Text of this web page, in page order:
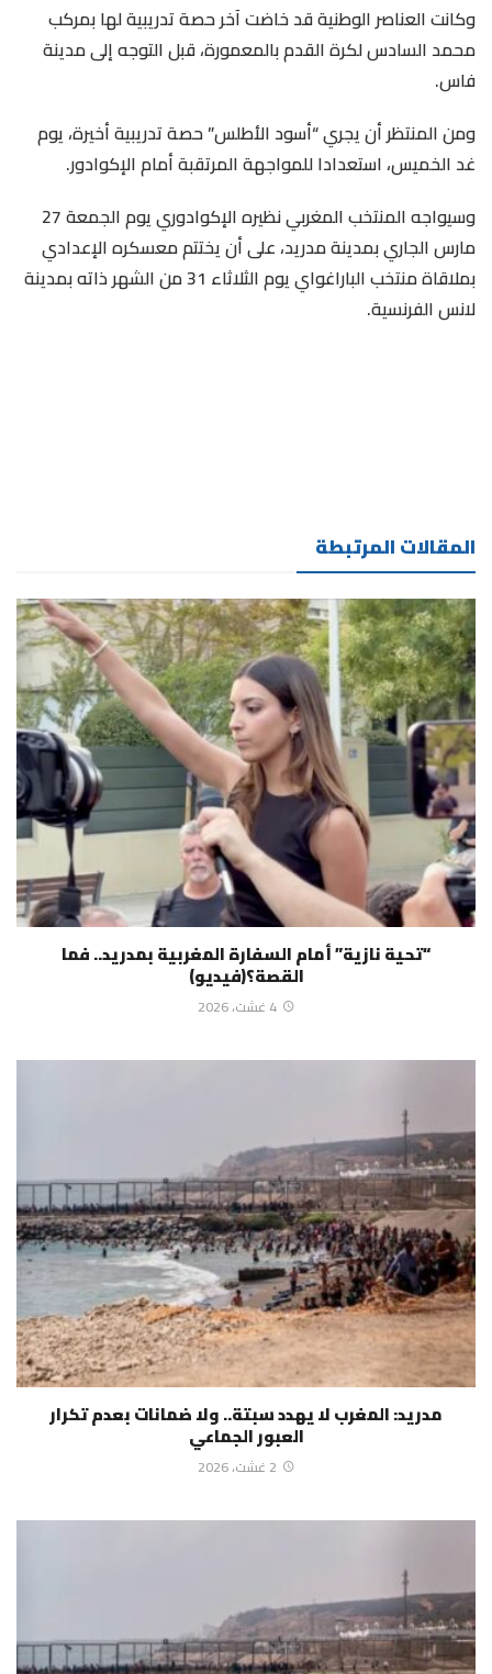
وكانت العناصر الوطنية قد خاضت آخر حصة تدريبية لها بمركب
محمد السادس لكرة القدم بالمعمورة، قبل التوجه إلى مدينة
فاس.
ومن المنتظر أن يجري “أسود الأطلس” حصة تدريبية أخيرة، يوم
غد الخميس، استعدادا للمواجهة المرتقبة أمام الإكوادور.
وسيواجه المنتخب المغربي نظيره الإكوادوري يوم الجمعة 27
مارس الجاري بمدينة مدريد، على أن يختتم معسكره الإعدادي
بملاقاة منتخب الباراغواي يوم الثلاثاء 31 من الشهر ذاته بمدينة
لانس الفرنسية.
المقالات المرتبطة
“تحية نازية” أمام السفارة المغربية بمدريد.. فما
القصة؟(فيديو)
4 غشت، 2026
مدريد: المغرب لا يهدد سبتة.. ولا ضمانات بعدم تكرار
العبور الجماعي
2 غشت، 2026